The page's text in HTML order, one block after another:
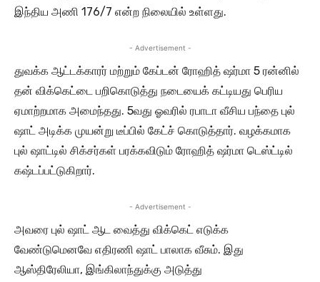
இந்திய அணி 176/7 என்ற நிலையில் உள்ளது.
- Advertisement -
துவக்க ஆட்டக்காரர் மற்றும் கேப்டன் ரோஹித் ஷர்மா 5 ரன்னில்
தன் விக்கெட்டை பறிகொடுத்து நடையைக் கட்டியது பெரிய
ஏமாற்றமாக அமைந்தது. 5வது ஓவரில் ரபாடா வீசிய பந்தை புல்
ஷாட் அடிக்க முயன்று டீப்பில் கேட்ச் கொடுத்தார். வழக்கமாக
புல் ஷாட்டில் சிக்சர்கள் பரக்கவிடும் ரோஹித் ஷர்மா டெஸ்ட்டில்
கஷ்டப்பட்டுகிறார்.
- Advertisement -
அவரை புல் ஷாட் ஆட வைத்து விக்கெட் எடுக்க
வேண்டுமெனவே எதிரணி ஷாட் பாலாக வீசும். இது
ஆஸ்திரேலியா, இங்கிலாந்துக்கு அடுத்து